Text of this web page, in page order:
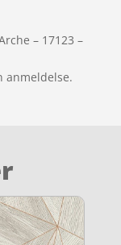
– 17123 –
anmeldelse.